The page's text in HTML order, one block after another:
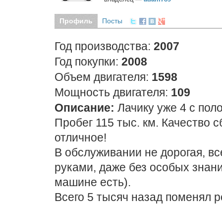
Профиль Посты
Год производства: 2007
Год покупки: 2008
Объем двигателя: 1598
Мощность двигателя: 109
Описание: Лачику уже 4 с
Пробег 115 тыс. км. Качество
отличное!
В обслуживании не дорогая,
руками, даже без особых
машине есть).
Всего 5 тысяч назад поменял